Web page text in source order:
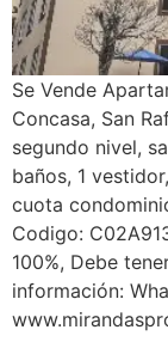
Se Vende
Concasa, San
segundo nivel,
baños, 1
cuota
Codigo:
100%, Debe
información: